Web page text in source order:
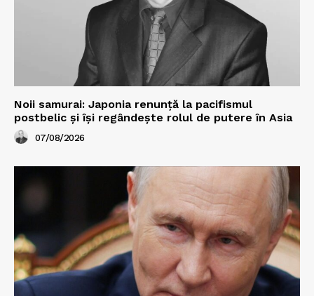
Noii samurai: Japonia renunță la pacifismul
postbelic și își regândește rolul de putere în Asia
07/08/2026